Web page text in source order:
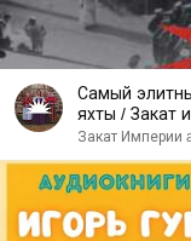
Самый
яхты / Закат
Закат Империи